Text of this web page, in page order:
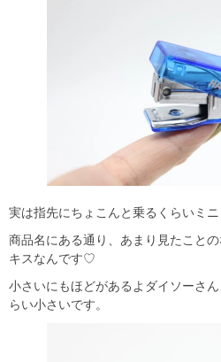
実は指先にちょこんと乗るくらいミニ
商品名にある通り、あまり見たこと
キスなんです♡
小さいにもほどがあるよダイソーさ
らい小さいです。